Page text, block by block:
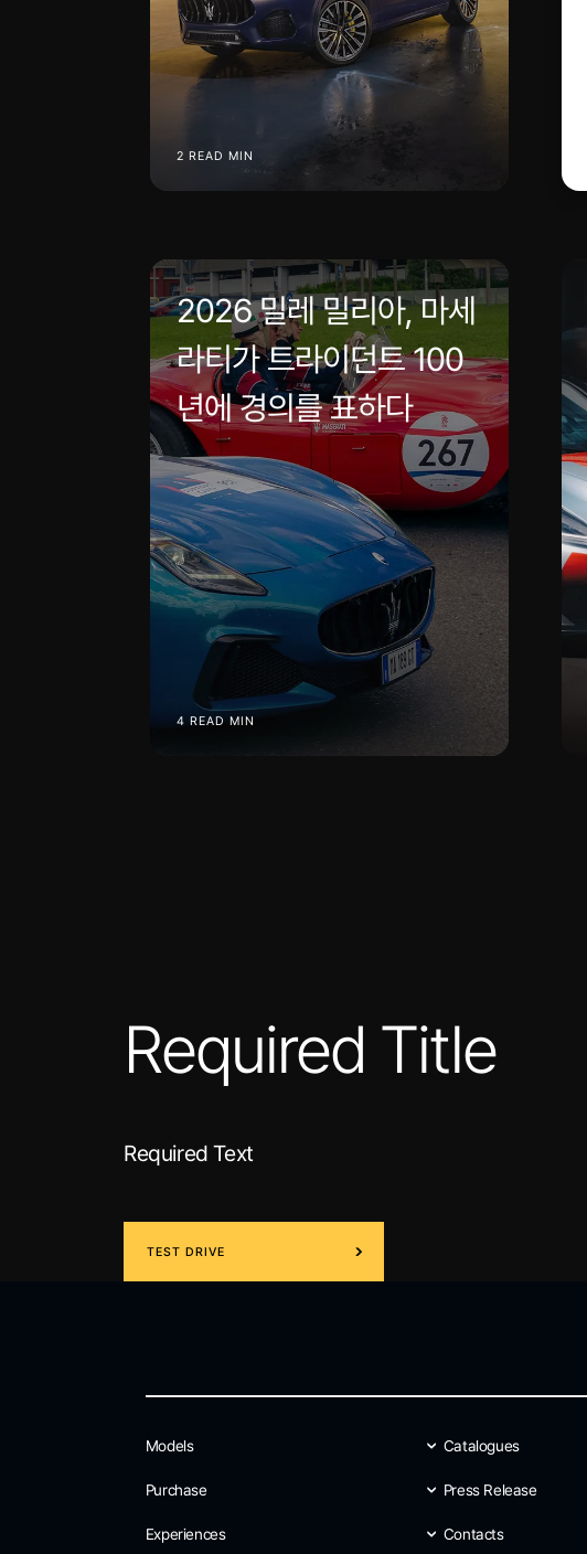
2 READ MIN
2026 밀레 밀리아, 마세
라티가 트라이던트 100
년에 경의를 표하다
4 READ MIN
Required Title
Required Text
TEST DRIVE
Models
Purchase
Experiences
Catalogues
Press Release
Contacts